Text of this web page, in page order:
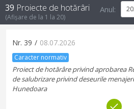
39 Proiecte de hotărâri
(Afișare de la 1 la 20)
Anul:
Nr. 39 / 08.07.2026
Caracter normativ
Proiect de hotărâre privind aprobarea
de salubrizare privind deseurile
Hunedoara